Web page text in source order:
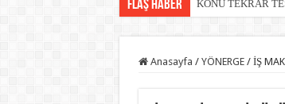
Flaş Haber KONU TEKRAR
Anasayfa / YÖNERGE / İŞ